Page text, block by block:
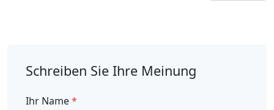
Schreiben Sie Ihre Meinung
Ihr Name*